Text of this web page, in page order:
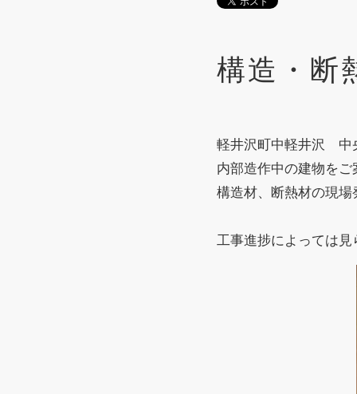
構造・断
軽井沢町中軽井沢 中
内部造作中の建物をご
構造材、断熱材の現
工事進捗によっては